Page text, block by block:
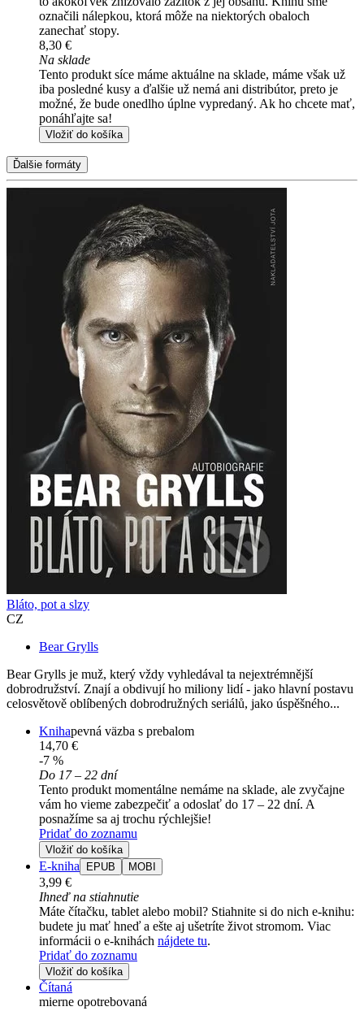
označili nálepkou, ktorá môže na niektorých obaloch
zanechať stopy.
8,30 €
Na sklade
Tento produkt síce máme aktuálne na sklade, máme však už
iba posledné kusy a ďalšie už nemá ani distribútor, preto je
možné, že bude onedlho úplne vypredaný. Ak ho chcete mať,
ponáhľajte sa!
Vložiť do košíka
Ďalšie formáty
Bláto, pot a slzy
CZ
Bear Grylls
Bear Grylls je muž, který vždy vyhledával ta nejextrémnější
dobrodružství. Znají a obdivují ho miliony lidí - jako hlavní postavu
celosvětově oblíbených dobrodružných seriálů, jako úspěšného...
Knihapevná väzba s prebalom
14,70 €
-7 %
Do 17 – 22 dní
Tento produkt momentálne nemáme na sklade, ale zvyčajne
vám ho vieme zabezpečiť a odoslať do 17 – 22 dní. A
posnažíme sa aj trochu rýchlejšie!
Pridať do zoznamu
Vložiť do košíka
E-kniha EPUB MOBI
3,99 €
Ihneď na stiahnutie
Máte čítačku, tablet alebo mobil? Stiahnite si do nich e-knihu:
budete ju mať hneď a ešte aj ušetríte život stromom. Viac
informácii o e-knihách nájdete tu.
Pridať do zoznamu
Vložiť do košíka
Čítaná
mierne opotrebovaná